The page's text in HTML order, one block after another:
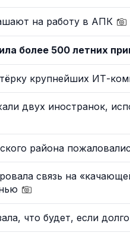
на работу в АПК
более 500 летних
крупнейших ИТ-
двух иностранок,
района
связь на
что будет, если